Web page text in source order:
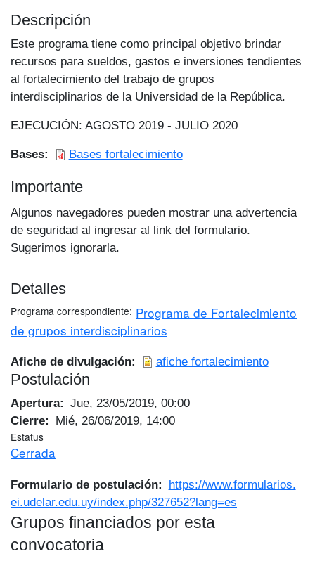
Descripción
Este programa tiene como principal objetivo brindar
recursos para sueldos, gastos e inversiones tendientes
al fortalecimiento del trabajo de grupos
interdisciplinarios de la Universidad de la República.
EJECUCIÓN: AGOSTO 2019 - JULIO 2020
Bases Bases fortalecimiento
Importante
Algunos navegadores pueden mostrar una advertencia
de seguridad al ingresar al link del formulario.
Sugerimos ignorarla.
Detalles
Programa correspondiente Programa de Fortalecimiento
de grupos interdisciplinarios
Afiche de divulgación afiche fortalecimiento
Postulación
Apertura
Jue, 23/05/2019, 00:00
Cierre
Mié, 26/06/2019, 14:00
Estatus
Cerrada
Formulario de postulación
https://www.formularios.
ei.udelar.edu.uy/index.php/327652?lang=es
Grupos financiados por esta
convocatoria